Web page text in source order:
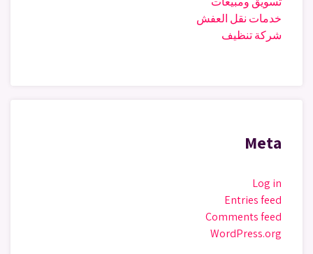
خدمات نقل العفش
شركة تنظيف
Meta
Log in
Entries feed
Comments feed
WordPress.org